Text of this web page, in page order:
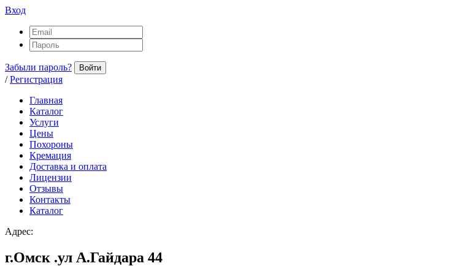
Вход
Забыли пароль? Войти
/ Регистрация
Главная
Каталог
Услуги
Цены
Похороны
Кремация
Доставка и оплата
Лицензии
Отзывы
Контакты
Каталог
Адрес:
г.Омск .ул А.Гайдара 44